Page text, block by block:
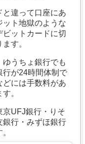
と違って口座にあ
ット地獄のような
ットカードに切
す。
うちょ銀行でも
行が24時間体制で
どには手数料があ
。
京UFJ銀行・りそ
銀行・みずほ銀行